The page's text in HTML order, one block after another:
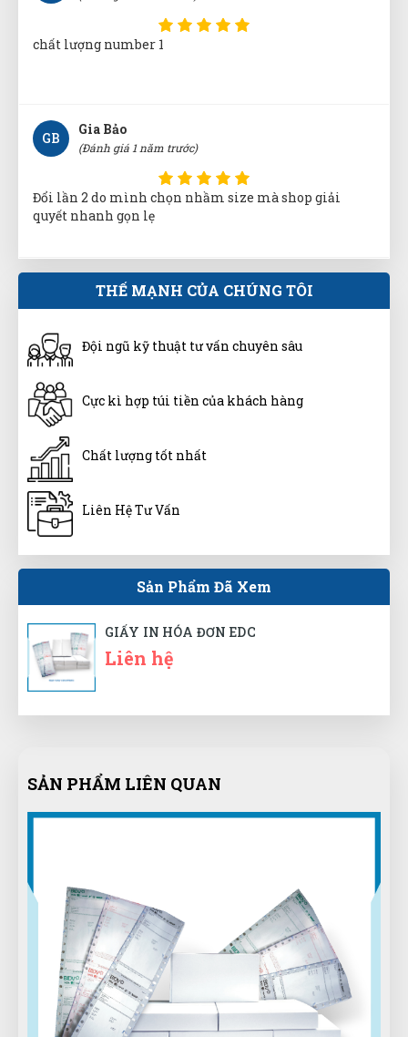
chất lượng number 1
GB
Gia Bảo
(Đánh giá 1 năm trước)
Đổi lần 2 do mình chọn nhầm size mà shop giải
quyết nhanh gọn lẹ
Anh Minh
(Đánh giá 1 năm trước)
Không có từ nào có thể nói bằng từ ok
HN
(Đánh giá 1 năm trước)
Thời gian phản hồi cực nhanh
(Đánh giá 1 năm trước)
Dùng thấy ổn. Vote cho shop 5 sao trước.
Bên đây làm việc tận tâm, nhân viên nhiệt tình
Lại Thị Nhàn
(Đánh giá 1 năm trước)
Chất lượng sản phẩm tuyệt vời.Mọi người nên mua
THẾ MẠNH CỦA CHÚNG TÔI
Đội ngũ kỹ thuật tư vấn chuyên sâu
Cực kì hợp túi tiền của khách hàng
Chất lượng tốt nhất
Liên Hệ Tư Vấn
Sản Phẩm Đã Xem
GIẤY IN HÓA ĐƠN EDC
Liên hệ
SẢN PHẨM LIÊN QUAN